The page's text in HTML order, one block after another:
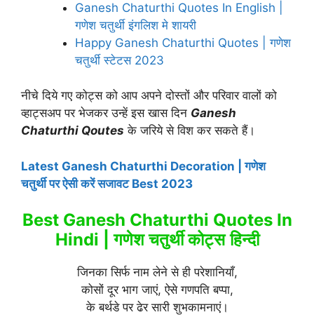
Ganesh Chaturthi Quotes In English |
गणेश चतुर्थी इंगलिश मे शायरी
Happy Ganesh Chaturthi Quotes | गणेश
चतुर्थी स्टेटस 2023
नीचे दिये गए कोट्स को आप अपने दोस्तों और परिवार वालों को
व्हाट्सअप पर भेजकर उन्हें इस खास दिन Ganesh
Chaturthi Qoutes के जरिये से विश कर सकते हैं।
Latest Ganesh Chaturthi Decoration | गणेश
चतुर्थी पर ऐसी करें सजावट Best 2023
Best Ganesh Chaturthi Quotes In
Hindi |गणेश चतुर्थी कोट्स हिन्दी
जिनका सिर्फ नाम लेने से ही परेशानियाँ,
कोसों दूर भाग जाएं, ऐसे गणपति बप्पा,
के बर्थडे पर ढेर सारी शुभकामनाएं।